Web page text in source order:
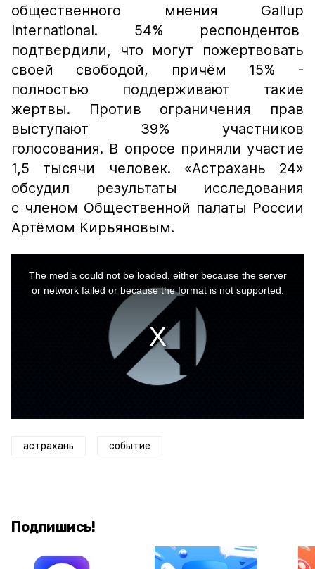
общественного мнения Gallup
International. 54% респондентов
подтвердили, что могут пожертвовать
своей свободой, причём 15% -
полностью поддерживают такие
жертвы. Против ограничения прав
выступают 39% участников
голосования. В опросе приняли участие
1,5 тысячи человек. «Астрахань 24»
обсудил результаты исследования
с членом Общественной палаты России
Артёмом Кирьяновым.
The media could not be loaded, either because the server
or network failed or because the format is not supported.
астрахань событие
Подпишись!